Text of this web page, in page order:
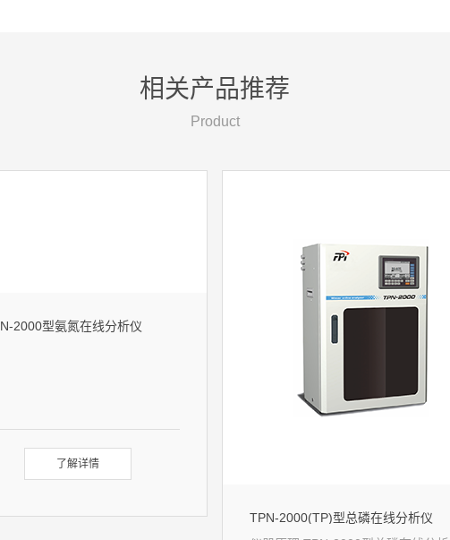
相关产品推荐
Product
N-2000型氨氮在线分析仪
了解详情
TPN-2000(TP)型总磷在线分析仪